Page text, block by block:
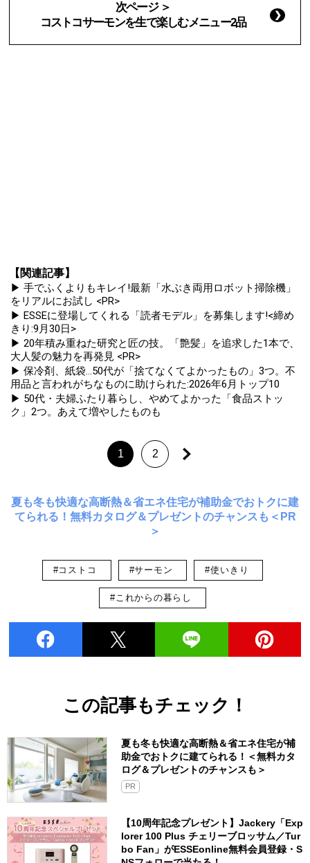
次ページ ＞
コストコサーモンを生で楽しむメニュー2品
【関連記事】
▶ 手でふくよりもキレイ!最新「水ぶき両用ロボット掃除機」
をリアルにお試し <PR>
▶ ESSEに登場してくれる「読者モデル」を募集します!<締め
きり:9月30日>
▶ 20年積み重ねた研究と匠の技。「艶髪」を追求した1本で、
大人髪の魅力を再発見 <PR>
▶ 保冷剤、紙袋...50代が「捨てなくてよかったもの」3つ。不
用品と言われがちなものに助けられた:2026年6月トップ10
▶ 50代・夫婦ふたり暮らし、やめてよかった「食品ストッ
ク」2つ。あえて増やしたものも
1 2
夏も冬も快適な高断熱＆省エネ住宅が補助金でおトクに建
てられる！無料カタログ＆プレゼントのチャンスも＜PR
＞
#コストコ #サーモン #使いきり
#これからの暮らし
この記事もチェック！
夏も冬も快適な高断熱＆省エネ住宅が補
助金でおトクに建てられる！＜無料カタ
ログ＆プレゼントのチャンスも＞
PR
【10周年記念プレゼント】Jackery「Exp
lorer 100 Plus チェリーブロッサム／Tur
bo Fan」がESSEonline無料会員登録・S